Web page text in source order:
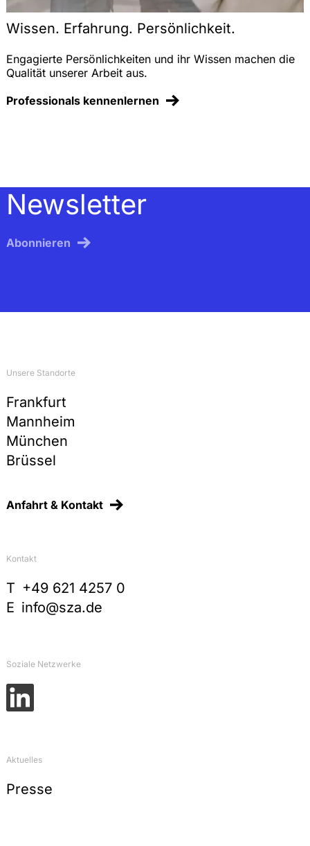
Wissen. Erfahrung. Persönlichkeit.
Engagierte Persönlichkeiten und ihr Wissen machen die
Qualität unserer Arbeit aus.
Professionals kennenlernen
Newsletter
Abonnieren
Unsere Standorte
Frankfurt
Mannheim
München
Brüssel
Anfahrt & Kontakt
Kontakt
T +49 621 4257 0
E info@sza.de
Soziale Netzwerke
Aktuelles
Presse